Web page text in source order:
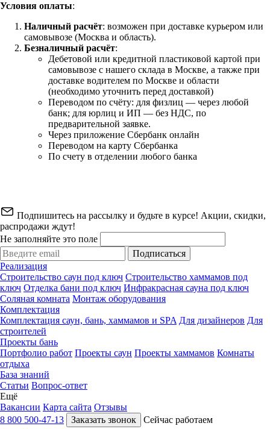
Условия оплаты:
Наличный расчёт: возможен при доставке курьером или
самовывозе (Москва и область).
Безналичный расчёт:
Дебетовой или кредитной пластиковой картой при
самовывозе с нашего склада в Москве, а также при
доставке водителем по Москве и области
(необходимо уточнить перед доставкой)
Переводом по счёту: для физлиц — через любой
банк; для юрлиц и ИП — без НДС, по
предварительной заявке.
Через приложение Сбербанк онлайн
Переводом на карту Сбербанка
По счету в отделении любого банка
Подпишитесь на рассылку и будьте в курсе! Акции, скидки,
распродажи ждут!
Не заполняйте это поле
Подписаться
Реализация
Строительство саун под ключ Строительство хаммамов под
ключ Отделка бани под ключ Инфракрасная сауна под ключ
Соляная комната Монтаж оборудования
Комплектация
Комплектация саун, бань, хаммамов и SPA Для дизайнеров Для
строителей
Проекты бань
Портфолио работ Проекты саун Проекты хаммамов Комнаты
отдыха
База знаний
Статьи Вопрос-ответ
Ещё
Вакансии Карта сайта Отзывы
8 800 500-47-13
Заказать звонок
Сейчас работаем